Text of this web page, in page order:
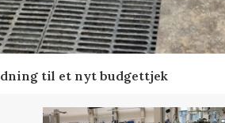
til et nyt budgettjek